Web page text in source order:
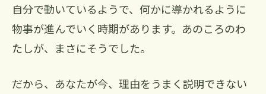
自分で動いているようで、何かに導かれるように
物事が進んでいく時期があります。あのころのわ
たしが、まさにそうでした。
だから、あなたが今、理由をうまく説明できない